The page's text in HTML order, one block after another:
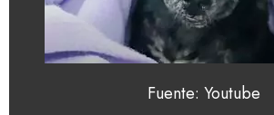
Fuente: Youtube